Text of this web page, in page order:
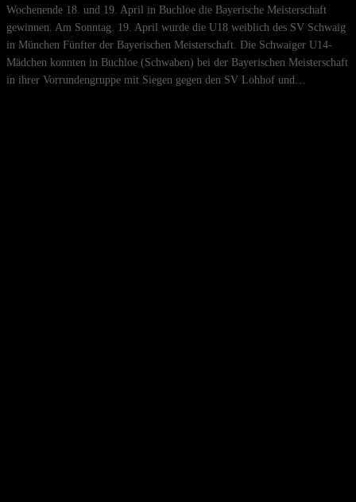
Wochenende 18. und 19. April in Buchloe die Bayerische Meisterschaft
gewinnen. Am Sonntag. 19. April wurde die U18 weiblich des SV Schwaig
in München Fünfter der Bayerischen Meisterschaft. Die Schwaiger U14-
Mädchen konnten in Buchloe (Schwaben) bei der Bayerischen Meisterschaft
in ihrer Vorrundengruppe mit Siegen gegen den SV Lohhof und…